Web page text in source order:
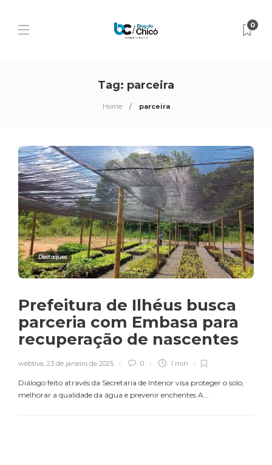
0
Tag: parceira
Home parceira
Destaques
Prefeitura de Ilhéus busca
parceria com Embasa para
recuperação de nascentes
webtiva, 23 de janeiro de 2025 0 1 min
Diálogo feito através da Secretaria de Interior visa proteger o solo,
melhorar a qualidade da água e prevenir enchentes A...